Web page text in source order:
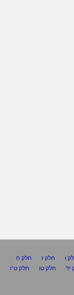
ו חלק ז
חלק ח
יד חלק טו
חלק ט"ז